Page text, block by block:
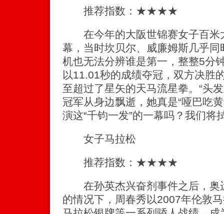
推荐指数：★★★★
在今年的大阪世锦赛女子百米
幕，当时坎贝尔、威廉姆斯几乎
机也无法分辨谁是第一，整整5分
以11.01秒的成绩夺冠，双方决胜
至超过了星矢的天马流星拳。“头
冠军从身边飘逝，她真是“哑巴吃
演这“千钧一发”的一幕吗？我们将
女子马拉松
推荐指数：★★★★
在孙英杰兴奋剂事件之后，奥
的情况下，周春秀以2007年伦敦